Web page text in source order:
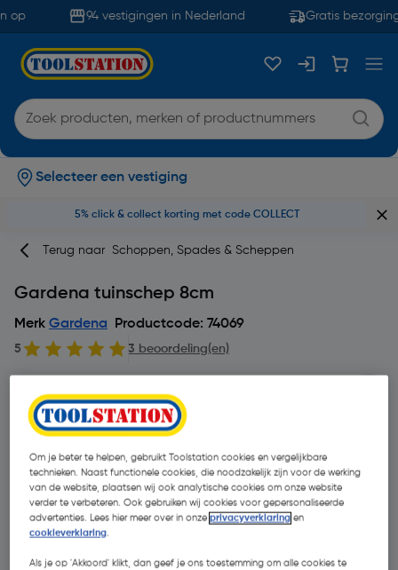
op 94 vestigingen in Nederland Gratis bezorging
Selecteer een vestiging
5% click & collect korting met code COLLECT
Terug naar Schoppen, Spades & Scheppen
Gardena tuinschep 8cm
Merk Gardena Productcode: 74069
5 3 beoordeling(en)
Om je beter te helpen, gebruikt Toolstation cookies en vergelijkbare
technieken. Naast functionele cookies, die noodzakelijk zijn voor de werking
van de website, plaatsen wij ook analytische cookies om onze website
verder te verbeteren. Ook gebruiken wij cookies voor gepersonaliseerde
advertenties. Lees hier meer over in onzeprivacyverklaring en
cookieverklaring.
Als je op 'Akkoord' klikt, dan geef je ons toestemming om alle cookies te